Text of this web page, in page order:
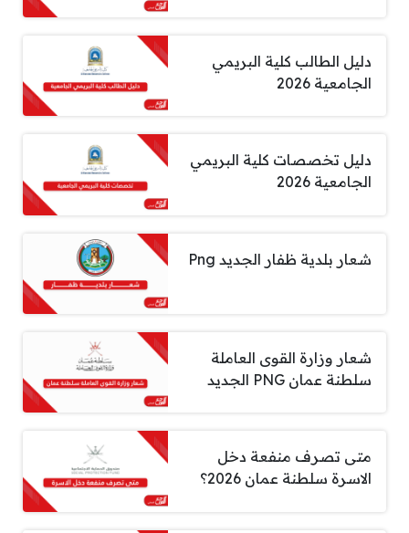
دليل الطالب كلية البريمي
الجامعية 2026
دليل تخصصات كلية البريمي
الجامعية 2026
شعار بلدية ظفار الجديد Png
شعار وزارة القوى العاملة
سلطنة عمان PNG الجديد
متى تصرف منفعة دخل
الاسرة سلطنة عمان 2026؟